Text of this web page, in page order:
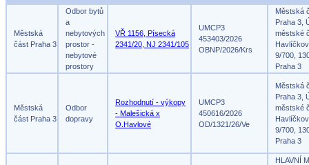
Městská
část Praha 3
Odbor bytů
a
nebytových
prostor -
nebytové
prostory
VŘ 1156, Písecká
2341/20, NJ 2341/105
UMCP3
453403/2026
OBNP/2026/Krs
Městská
Praha 3,
městské
9/700,
Praha 3
Městská
část Praha 3
Odbor
dopravy
Rozhodnutí - výkopy
- Malešická x
O.Havlové
UMCP3
450616/2026
OD/1321/26/Ve
Městská
Praha 3,
městské
9/700,
Praha 3
HLAVNÍ